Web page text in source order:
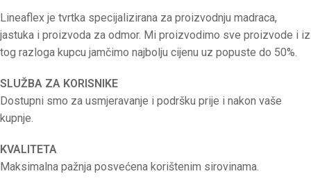
Lineaflex je tvrtka specijalizirana za proizvodnju madraca,
jastuka i proizvoda za odmor. Mi proizvodimo sve proizvode i iz
tog razloga kupcu jamčimo najbolju cijenu uz popuste do 50%.
SLUŽBA ZA KORISNIKE
Dostupni smo za usmjeravanje i podršku prije i nakon vaše
kupnje.
KVALITETA
Maksimalna pažnja posvećena korištenim sirovinama.